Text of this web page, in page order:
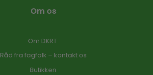
Om os
Om DKRT
Råd fra fagfolk – kontakt os
Butikken